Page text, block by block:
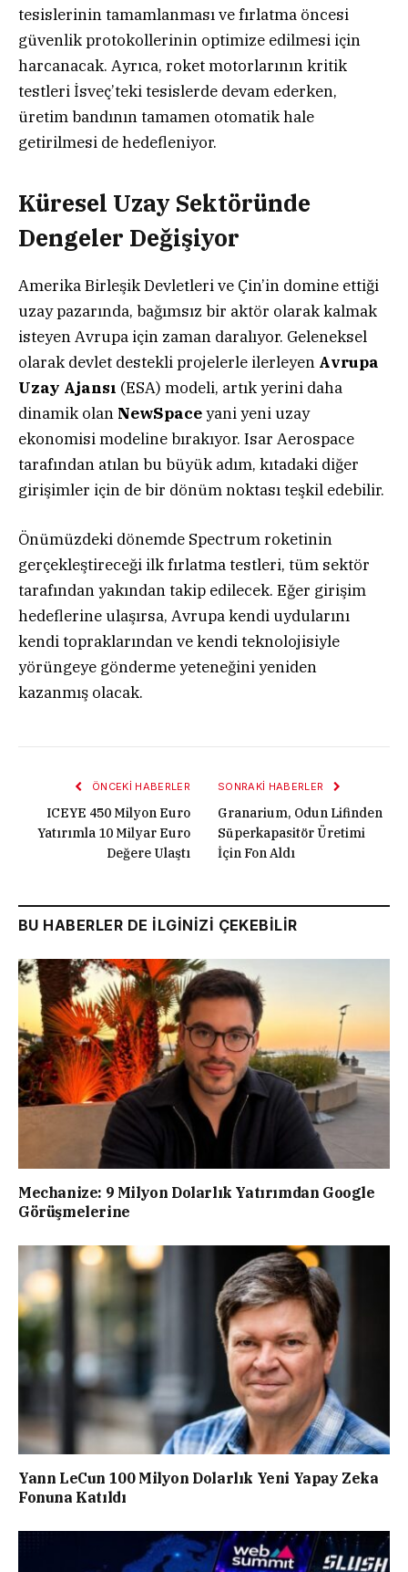
tesislerinin tamamlanması ve fırlatma öncesi
güvenlik protokollerinin optimize edilmesi için
harcanacak. Ayrıca, roket motorlarının kritik
testleri İsveç’teki tesislerde devam ederken,
üretim bandının tamamen otomatik hale
getirilmesi de hedefleniyor.
Küresel Uzay Sektöründe
Dengeler Değişiyor
Amerika Birleşik Devletleri ve Çin’in domine ettiği
uzay pazarında, bağımsız bir aktör olarak kalmak
isteyen Avrupa için zaman daralıyor. Geleneksel
olarak devlet destekli projelerle ilerleyen Avrupa
Uzay Ajansı (ESA) modeli, artık yerini daha
dinamik olan NewSpaceyani yeni uzay
ekonomisi modeline bırakıyor. Isar Aerospace
tarafından atılan bu büyük adım, kıtadaki diğer
girişimler için de bir dönüm noktası teşkil edebilir.
Önümüzdeki dönemde Spectrum roketinin
gerçekleştireceği ilk fırlatma testleri, tüm sektör
tarafından yakından takip edilecek. Eğer girişim
hedeflerine ulaşırsa, Avrupa kendi uydularını
kendi topraklarından ve kendi teknolojisiyle
yörüngeye gönderme yeteneğini yeniden
kazanmış olacak.
ÖNCEKI HABERLER
ICEYE 450 Milyon Euro
Yatırımla 10 Milyar Euro
Değere Ulaştı
SONRAKI HABERLER
Granarium, Odun Lifinden
Süperkapasitör Üretimi
İçin Fon Aldı
BU HABERLER DE İLGİNİZİ ÇEKEBİLİR
Mechanize: 9 Milyon Dolarlık Yatırımdan Google
Görüşmelerine
Yann LeCun 100 Milyon Dolarlık Yeni Yapay Zeka
Fonuna Katıldı